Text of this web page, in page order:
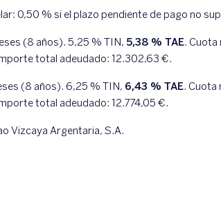
0,50 % si el plazo pendiente de pago no
(8 años). 5,25 % TIN, 5,38 % TAE. Cuota
total adeudado: 12.302,63 €.
(8 años). 6,25 % TIN, 6,43 % TAE. Cuota
total adeudado: 12.774,05 €.
Vizcaya Argentaria, S.A.